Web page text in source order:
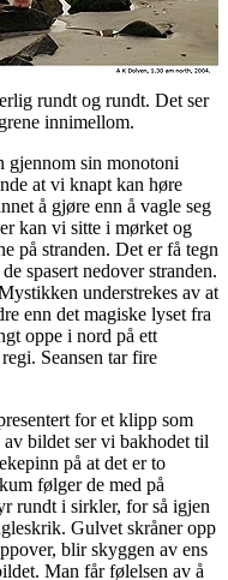
rundt og rundt. Det ser
innimellom.
gjennom sin monotoni
at vi knapt kan høre
å gjøre enn å vagle seg
kan vi sitte i mørket og
på stranden. Det er få tegn
spasert nedover stranden.
understrekes av at
enn det magiske lyset fra
oppe i nord på ett
Seansen tar fire
for et klipp som
bildet ser vi bakhodet til
på at det er to
følger de med på
rundt i sirkler, for så igjen
Gulvet skråner opp
blir skyggen av ens
Man får følelsen av å